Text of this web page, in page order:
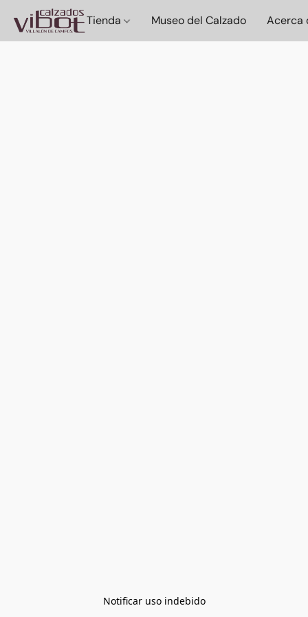
Tienda Museo del Calzado Acerca
Notificar uso indebido